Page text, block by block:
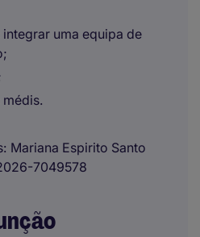
uma equipa de
Mariana Espirito Santo
7049578